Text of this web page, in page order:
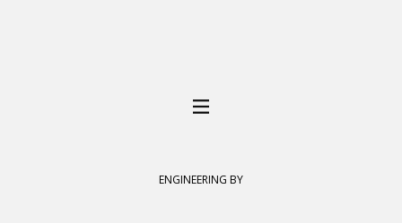
ENGINEERING BY